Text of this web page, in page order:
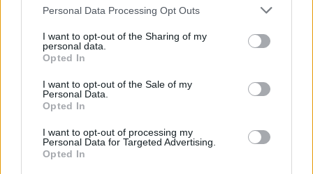
Personal Data Processing Opt Outs
I want to opt-out of the Sharing of my
personal data.
Opted In
I want to opt-out of the Sale of my
Personal Data.
Opted In
I want to opt-out of processing my
Personal Data for Targeted Advertising.
Opted In
Négy különböző végzett évfolyam tanulmányi és munkaerőpiaci
adott tanévben legalább tizenöten sikeresen végeztek. A 2023-es
kutatás alapját a 2014/15 és a 2020/21 tanévek között
abszolutóriumot szerzett hallgatók képezik.